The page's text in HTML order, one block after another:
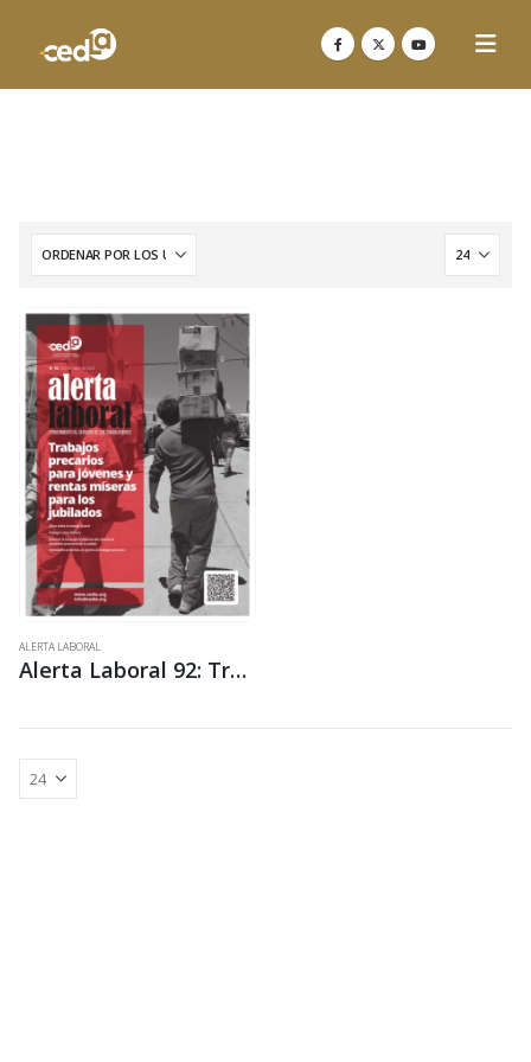
ALERTA LABORAL
Alerta Laboral 92: Trabajos precarios para jóvenes y rentas míseras para los jubilados